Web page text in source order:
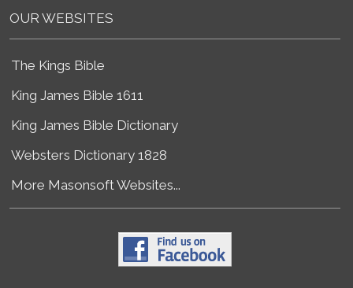
OUR WEBSITES
The Kings Bible
King James Bible 1611
King James Bible Dictionary
Websters Dictionary 1828
More Masonsoft Websites...